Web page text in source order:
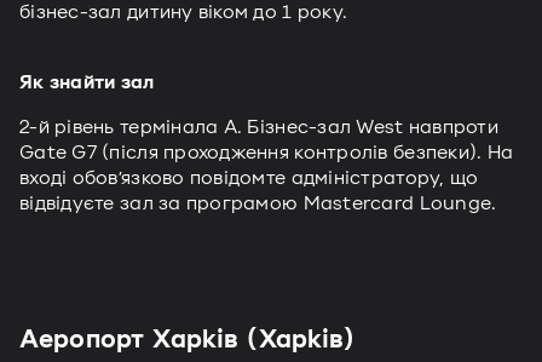
бізнес-зал дитину віком до 1 року.
Як знайти зал
2-й рівень термінала А. Бізнес-зал West навпроти
Gate G7 (після проходження контролів безпеки). На
вході обов’язково повідомте адміністратору, що
відвідуєте зал за програмою Mastercard Lounge.
Аеропорт Харків (Харків)